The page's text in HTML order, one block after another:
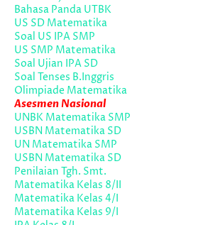
Bahasa Panda UTBK
US SD Matematika
Soal US IPA SMP
US SMP Matematika
Soal Ujian IPA SD
Soal Tenses B.Inggris
Olimpiade Matematika
Asesmen Nasional
UNBK Matematika SMP
USBN Matematika SD
UN Matematika SMP
USBN Matematika SD
Penilaian Tgh. Smt.
Matematika Kelas 8/II
Matematika Kelas 4/I
Matematika Kelas 9/I